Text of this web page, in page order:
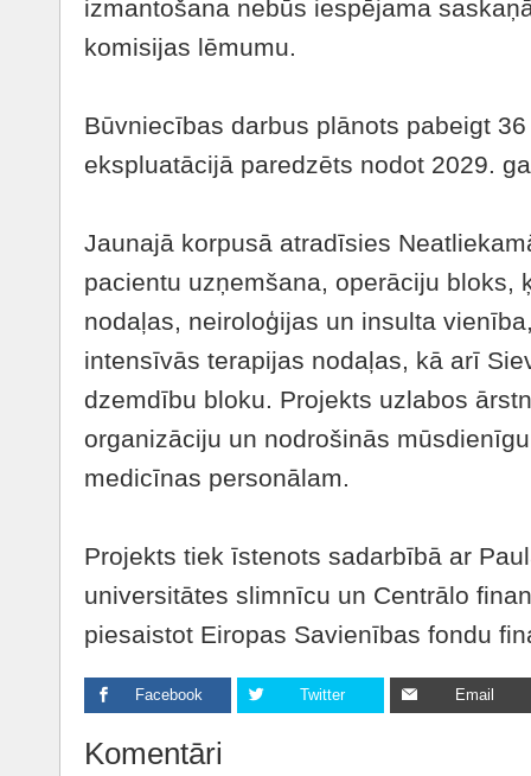
izmantošana nebūs iespējama
komisijas lēmumu.
Būvniecības darbus plānots pabeigt
ekspluatācijā paredzēts nodot 2029.
Jaunajā korpusā atradīsies
pacientu uzņemšana, operāciju bloks,
nodaļas, neiroloģijas un insulta
intensīvās terapijas nodaļas, kā arī
dzemdību bloku. Projekts uzlabos
organizāciju un nodrošinās
medicīnas personālam.
Projekts tiek īstenots sadarbībā ar
universitātes slimnīcu un Centrālo
piesaistot Eiropas Savienības fondu
Facebook Twitter Email
Komentāri